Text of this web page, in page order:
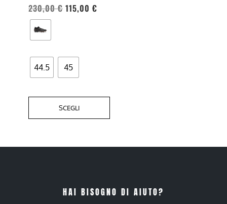
230,00€ 115,00 €
44.5 45
SCEGLI
essere
scelte
nella
del
prodotto
HAI BISOGNO DI AIUTO?